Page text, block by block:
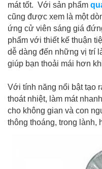
mát tốt. Với sản phẩm
cũng được xem là một
ứng cử viên sáng giá
phẩm với thiết kế thuận
dễ dàng đến những vị trí
giúp bạn thoải mái hơn
Với tính năng nổi bật tạo
thoát nhiệt, làm mát
cho không gian và con
thông thoáng, trong lành,